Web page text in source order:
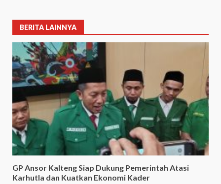
BERITA LAINNYA
GP Ansor Kalteng Siap Dukung Pemerintah Atasi
Karhutla dan Kuatkan Ekonomi Kader